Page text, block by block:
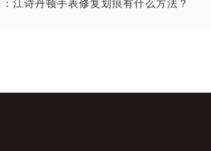
江诗丹顿手表修复划痕有什么方法？